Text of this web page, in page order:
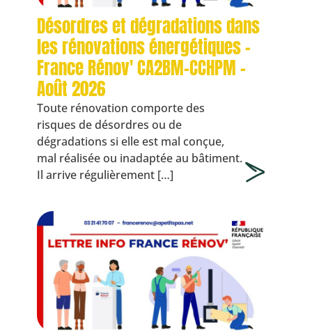
Désordres et dégradations dans
les rénovations énergétiques -
France Rénov' CA2BM-CCHPM -
Août 2026
Toute rénovation comporte des
risques de désordres ou de
dégradations si elle est mal conçue,
mal réalisée ou inadaptée au bâtiment.
Il arrive régulièrement […]